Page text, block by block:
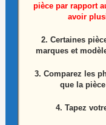
Ensemble
pièce par rapport
avoir
2. Certaines
marques et
3. Comparez les
que la
4. Tapez